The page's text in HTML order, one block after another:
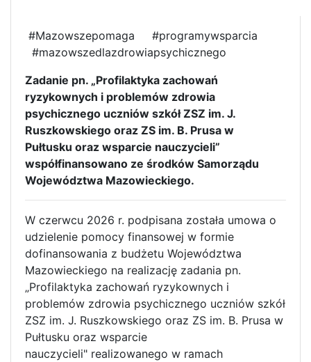
#Mazowszepomaga #programywsparcia
#mazowszedlazdrowiapsychicznego
Zadanie pn. „Profilaktyka zachowań
ryzykownych i problemów zdrowia
psychicznego uczniów szkół ZSZ im. J.
Ruszkowskiego oraz ZS im. B. Prusa w
Pułtusku oraz wsparcie nauczycieli”
współfinansowano ze środków Samorządu
Województwa Mazowieckiego.
W czerwcu 2026 r. podpisana została umowa o
udzielenie pomocy finansowej w formie
dofinansowania z budżetu Województwa
Mazowieckiego na realizację zadania pn.
„Profilaktyka zachowań ryzykownych i
problemów zdrowia psychicznego uczniów szkół
ZSZ im. J. Ruszkowskiego oraz ZS im. B. Prusa w
Pułtusku oraz wsparcie
nauczycieli" realizowanego w ramach